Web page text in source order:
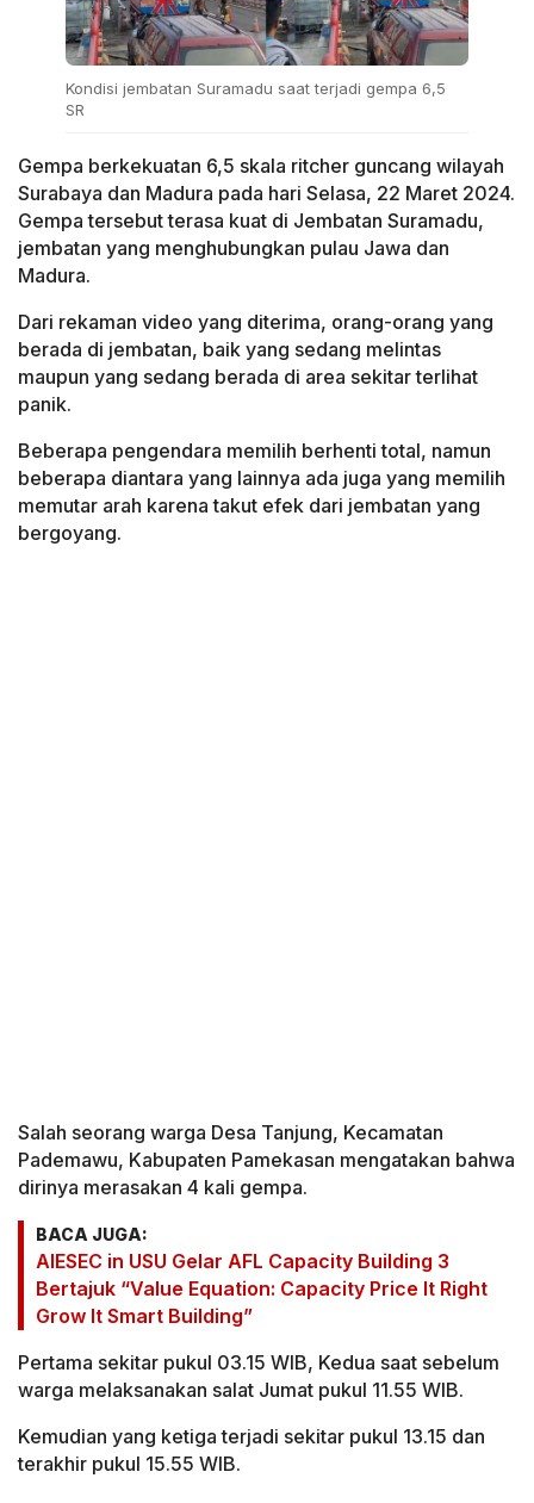
Kondisi jembatan Suramadu saat terjadi gempa 6,5
SR
Gempa berkekuatan 6,5 skala ritcher guncang wilayah
Surabaya dan Madura pada hari Selasa, 22 Maret 2024.
Gempa tersebut terasa kuat di Jembatan Suramadu,
jembatan yang menghubungkan pulau Jawa dan
Madura.
Dari rekaman video yang diterima, orang-orang yang
berada di jembatan, baik yang sedang melintas
maupun yang sedang berada di area sekitar terlihat
panik.
Beberapa pengendara memilih berhenti total, namun
beberapa diantara yang lainnya ada juga yang memilih
memutar arah karena takut efek dari jembatan yang
bergoyang.
Salah seorang warga Desa Tanjung, Kecamatan
Pademawu, Kabupaten Pamekasan mengatakan bahwa
dirinya merasakan 4 kali gempa.
BACA JUGA:
AIESEC in USU Gelar AFL Capacity Building 3
Bertajuk “Value Equation: Capacity Price It Right
Grow It Smart Building”
Pertama sekitar pukul 03.15 WIB, Kedua saat sebelum
warga melaksanakan salat Jumat pukul 11.55 WIB.
Kemudian yang ketiga terjadi sekitar pukul 13.15 dan
terakhir pukul 15.55 WIB.